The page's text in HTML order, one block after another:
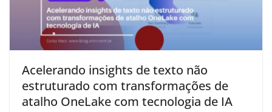
Acelerando insights de texto não
estruturado com transformações de
atalho OneLake com tecnologia de IA